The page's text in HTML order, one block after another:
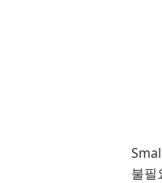
불필